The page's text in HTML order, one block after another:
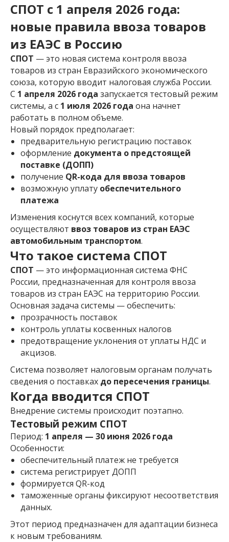
СПОТ с 1 апреля 2026 года:
новые правила ввоза товаров
из ЕАЭС в Россию
СПОТ — это новая система контроля ввоза
товаров из стран Евразийского экономического
союза, которую вводит налоговая служба России.
С 1 апреля 2026 года запускается тестовый режим
системы, а с 1 июля 2026 года она начнет
работать в полном объеме.
Новый порядок предполагает:
предварительную регистрацию поставок
оформление документа о предстоящей
поставке (ДОПП)
получение QR-кода для ввоза товаров
возможную уплату обеспечительного
платежа
Изменения коснутся всех компаний, которые
осуществляют ввоз товаров из стран ЕАЭС
автомобильным транспортом.
Что такое система СПОТ
СПОТ — это информационная система ФНС
России, предназначенная для контроля ввоза
товаров из стран ЕАЭС на территорию России.
Основная задача системы — обеспечить:
прозрачность поставок
контроль уплаты косвенных налогов
предотвращение уклонения от уплаты НДС и
акцизов.
Система позволяет налоговым органам получать
сведения о поставках до пересечения границы.
Когда вводится СПОТ
Внедрение системы происходит поэтапно.
Тестовый режим СПОТ
Период: 1 апреля — 30 июня 2026 года
Особенности:
обеспечительный платеж не требуется
система регистрирует ДОПП
формируется QR-код
таможенные органы фиксируют несоответствия
данных.
Этот период предназначен для адаптации бизнеса
к новым требованиям.